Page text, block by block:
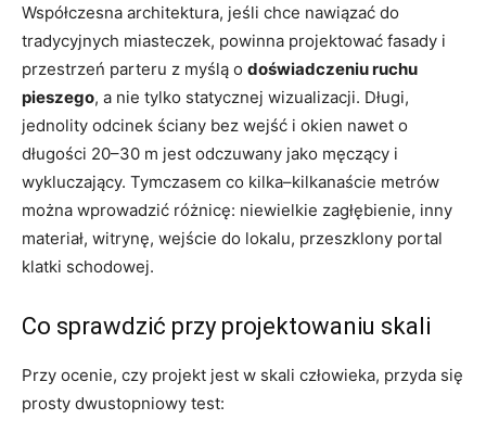
Współczesna architektura, jeśli chce nawiązać do
tradycyjnych miasteczek, powinna projektować fasady i
przestrzeń parteru z myślą o doświadczeniu ruchu
pieszego, a nie tylko statycznej wizualizacji. Długi,
jednolity odcinek ściany bez wejść i okien nawet o
długości 20–30 m jest odczuwany jako męczący i
wykluczający. Tymczasem co kilka–kilkanaście metrów
można wprowadzić różnicę: niewielkie zagłębienie, inny
materiał, witrynę, wejście do lokalu, przeszklony portal
klatki schodowej.
Co sprawdzić przy projektowaniu skali
Przy ocenie, czy projekt jest w skali człowieka, przyda się
prosty dwustopniowy test: